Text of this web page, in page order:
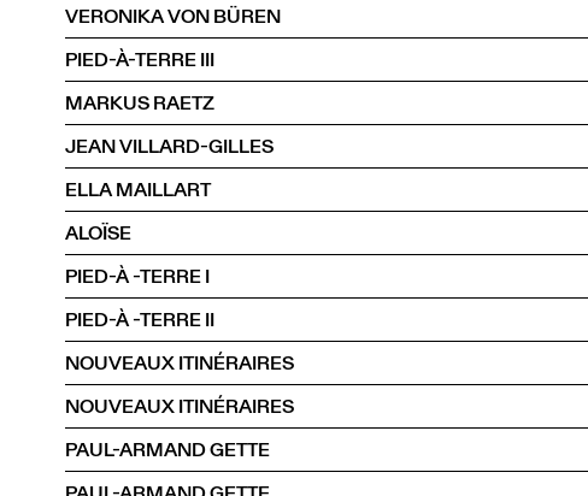
VERONIKA VON BÜREN
PIED-À-TERRE III
MARKUS RAETZ
JEAN VILLARD-GILLES
ELLA MAILLART
ALOÏSE
PIED-À -TERRE I
PIED-À -TERRE II
NOUVEAUX ITINÉRAIRES
NOUVEAUX ITINÉRAIRES
PAUL-ARMAND GETTE